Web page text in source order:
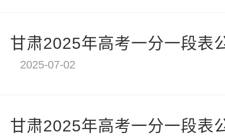
甘肃2025年高考一分一段表
2025-07-02
甘肃2025年高考一分一段表